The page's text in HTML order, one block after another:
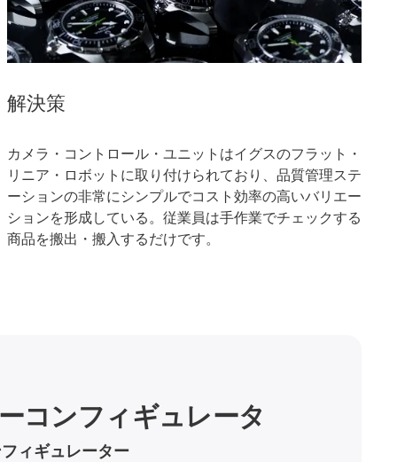
解決策
カメラ・コントロール・ユニットはイグスのフラット・
リニア・ロボットに取り付けられており、品質管理ステ
ーションの非常にシンプルでコスト効率の高いバリエー
ションを形成している。従業員は手作業でチェックする
商品を搬出・搬入するだけです。
コンフィギュレータ
ィギュレーター